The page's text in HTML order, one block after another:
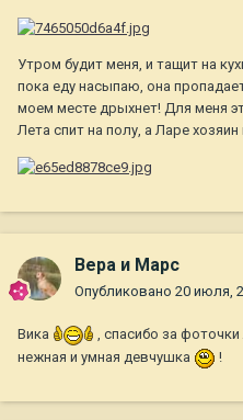
Утром будит меня, и тащит на
пока еду насыпаю, она
моем месте дрыхнет! Для меня
Лета спит на полу, а Ларе
Вера и Марс
Опубликовано 20 июля,
Вика
, спасибо за
нежная и умная девчушка
!